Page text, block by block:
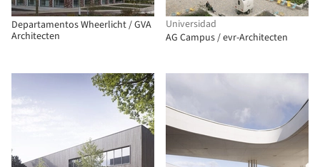
Departamentos Wheerlicht / GVA
Architecten
Universidad
AG Campus / evr-Architecten